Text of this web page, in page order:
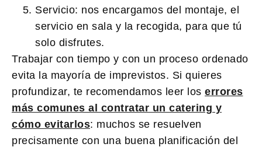
Servicio: nos encargamos del montaje, el
servicio en sala y la recogida, para que tú
solo disfrutes.
Trabajar con tiempo y con un proceso ordenado
evita la mayoría de imprevistos. Si quieres
profundizar, te recomendamos leer los errores
más comunes al contratar un catering y
cómo evitarlos: muchos se resuelven
precisamente con una buena planificación del